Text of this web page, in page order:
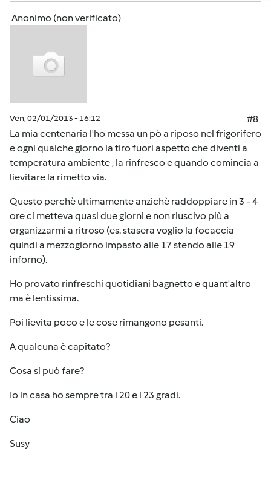
Anonimo (non verificato)
Ven, 02/01/2013 - 16:12
#8
La mia centenaria l'ho messa un pò a riposo nel frigorifero
e ogni qualche giorno la tiro fuori aspetto che diventi a
temperatura ambiente , la rinfresco e quando comincia a
lievitare la rimetto via.
Questo perchè ultimamente anzichè raddoppiare in 3 - 4
ore ci metteva quasi due giorni e non riuscivo più a
organizzarmi a ritroso (es. stasera voglio la focaccia
quindi a mezzogiorno impasto alle 17 stendo alle 19
inforno).
Ho provato rinfreschi quotidiani bagnetto e quant'altro
ma è lentissima.
Poi lievita poco e le cose rimangono pesanti.
A qualcuna è capitato?
Cosa si può fare?
Io in casa ho sempre tra i 20 e i 23 gradi.
Ciao
Susy